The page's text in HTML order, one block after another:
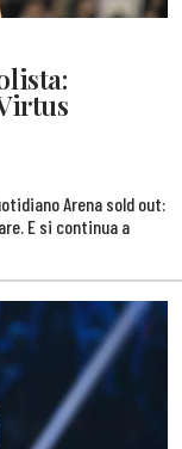
Arena sold out:
E si continua a